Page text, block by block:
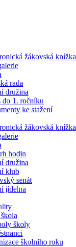
žákovská knížka
rada
družina
1. ročníku
ke stažení
žákovská knížka
hodin
družina
klub
senát
jídelna
školy
školního roku